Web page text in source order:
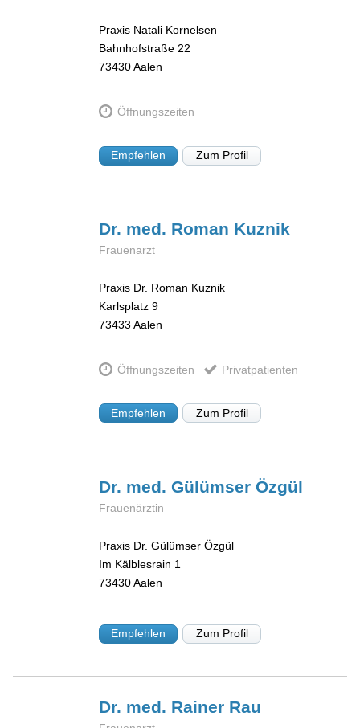
Praxis Natali Kornelsen
Bahnhofstraße 22
73430Aalen
Öffnungszeiten
Empfehlen Zum Profil
Dr. med. Roman Kuznik
Frauenarzt
Praxis Dr. Roman Kuznik
Karlsplatz 9
73433 Aalen
Öffnungszeiten Privatpatienten
Empfehlen Zum Profil
Dr. med. Gülümser Özgül
Frauenärztin
Praxis Dr. Gülümser Özgül
Im Kälblesrain 1
73430Aalen
Empfehlen Zum Profil
Dr. med. Rainer Rau